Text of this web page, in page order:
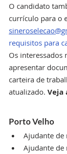
O candidato
currículo para o
requisitos para
Os interessados
apresentar
carteira de
atualizado. Veja
Porto Velho
Ajudante de
Ajudante de